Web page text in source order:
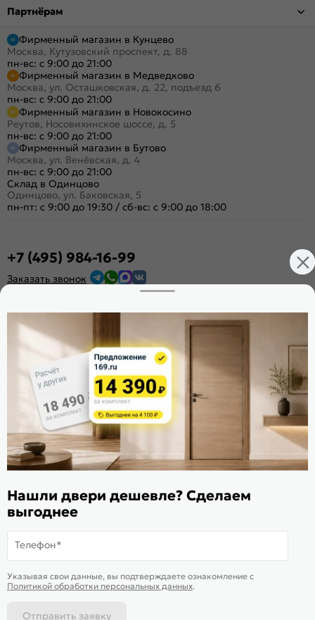
Подобрать аналог Смотреть похожие
Товар раскупили
Партнёрам
Фирменный магазин в Кунцево
Москва, Кутузовский проспект, д. 88
пн-вс: с 9:00 до 21:00
Фирменный магазин в Медведково
Москва, ул. Осташковская, д. 22, подъезд 6
пн-вс: с 9:00 до 21:00
Фирменный магазин в Новокосино
Реутов, Носовихинское шоссе, д. 5
пн-вс: с 9:00 до 21:00
Фирменный магазин в Бутово
Москва, ул. Венёвская, д. 4
пн-вс: с 9:00 до 21:00
Склад в Одинцово
Одинцово, ул. Баковская, 5
пн-пт: с 9:00 до 19:30 / сб-вс: с 9:00 до 18:00
+7 (495) 984-16-99
Заказать звонок
Расскажите о нас
Поделиться
Оцените магазин
ИКС 1340
© 2010—2026 Склад Дверей 169.RU
Политика обработки персональных данных
Нашли двери дешевле? Сделаем
выгоднее
Телефон*
Указывая свои данные, вы подтверждаете ознакомление c
Политикой обработки персональных данных.
Отправить заявку